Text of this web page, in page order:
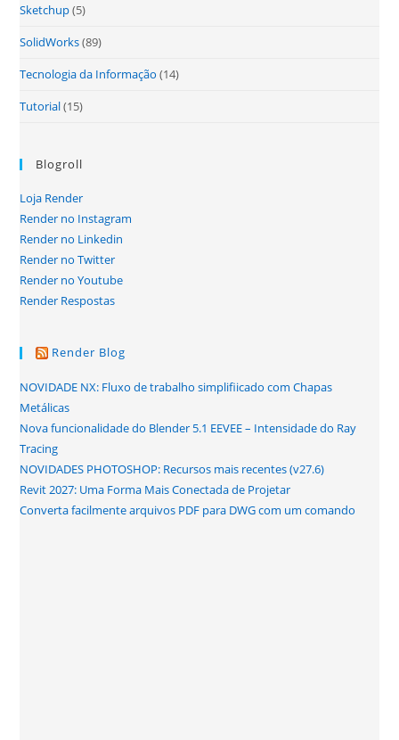
Sketchup(5)
SolidWorks(89)
Tecnologia da Informação (14)
Tutorial(15)
Blogroll
Loja Render
Render no Instagram
Render no Linkedin
Render no Twitter
Render no Youtube
Render Respostas
Render Blog
NOVIDADE NX: Fluxo de trabalho simplifiicado com Chapas
Metálicas
Nova funcionalidade do Blender 5.1 EEVEE – Intensidade do Ray
Tracing
NOVIDADES PHOTOSHOP: Recursos mais recentes (v27.6)
Revit 2027: Uma Forma Mais Conectada de Projetar
Converta facilmente arquivos PDF para DWG com um comando